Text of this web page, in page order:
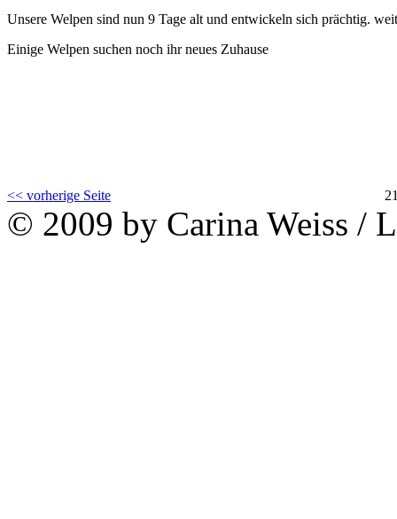
Unsere Welpen sind nun 9 Tage alt und entwickeln sich prächtig.
Einige Welpen suchen noch ihr neues Zuhause
<< vorherige Seite
© 2009 by Carina Weiss /